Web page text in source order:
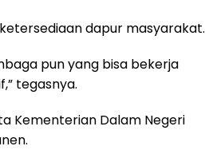
dapur masyarakat.
pun yang bisa bekerja
tegasnya.
Kementerian Dalam Negeri